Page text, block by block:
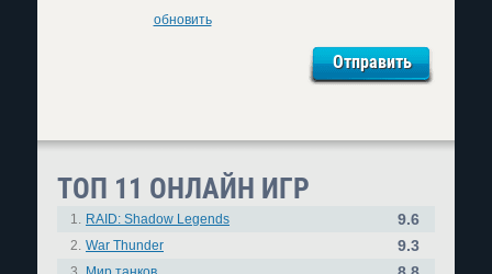
обновить
ТОП 11 ОНЛАЙН ИГР
1. RAID: Shadow Legends 9.6
2. War Thunder 9.3